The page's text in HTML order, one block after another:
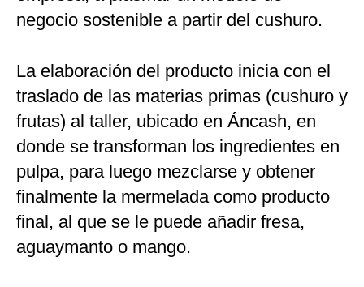
negocio sostenible a partir del cushuro.
La elaboración del producto inicia con el
traslado de las materias primas (cushuro y
frutas) al taller, ubicado en Áncash, en
donde se transforman los ingredientes en
pulpa, para luego mezclarse y obtener
finalmente la mermelada como producto
final, al que se le puede añadir fresa,
aguaymanto o mango.